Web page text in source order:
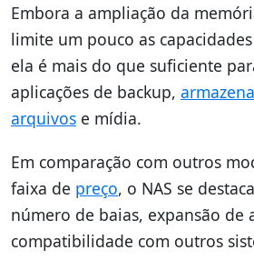
Embora a ampliação da
limite um pouco as
ela é mais do que suficiente
aplicações de backup,
arquivos e mídia.
Em comparação com outros
faixa de preço, o NAS se
número de baias, expansão de
compatibilidade com outros